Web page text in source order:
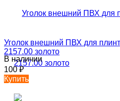
Уголок внешний ПВХ для
2157.00 золото
В наличии
100₽
Купить